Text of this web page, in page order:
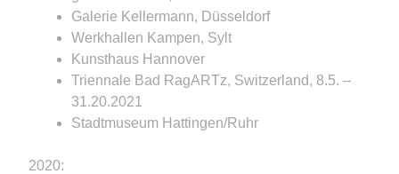
Galerie Kellermann, Düsseldorf
Werkhallen Kampen, Sylt
Kunsthaus Hannover
Triennale Bad RagARTz, Switzerland, 8.5. –
31.20.2021
Stadtmuseum Hattingen/Ruhr
2020: